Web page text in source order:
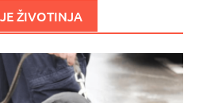
ŽIVOTINJA